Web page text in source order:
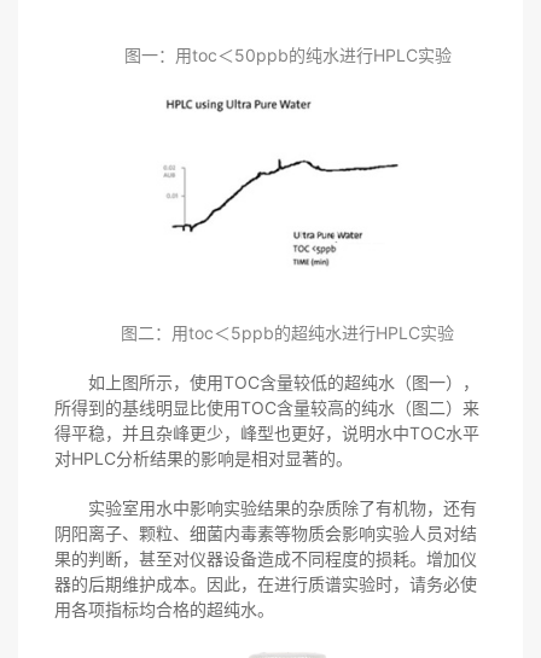
图一：用toc＜50ppb的纯水进行HPLC实验
图二：用toc＜5ppb的超纯水进行HPLC实验
如上图所示，使用TOC含量较低的超纯水（图一），
所得到的基线明显比使用TOC含量较高的纯水（图二）来
得平稳，并且杂峰更少，峰型也更好，说明水中TOC水平
对HPLC分析结果的影响是相对显著的。
实验室用水中影响实验结果的杂质除了有机物，还有
阴阳离子、颗粒、细菌内毒素等物质会影响实验人员对结
果的判断，甚至对仪器设备造成不同程度的损耗。增加仪
器的后期维护成本。因此，在进行质谱实验时，请务必使
用各项指标均合格的超纯水。